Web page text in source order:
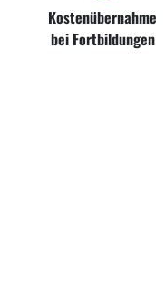
Kostenübernahme
bei Fortbildungen